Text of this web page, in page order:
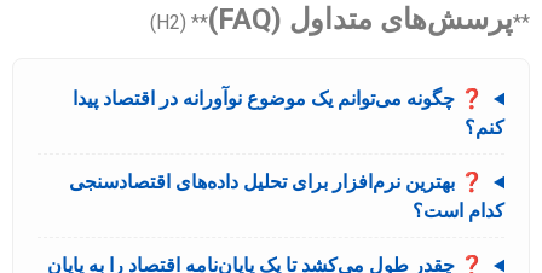
**پرسش‌های متداول (FAQ) ** (H2)
❓ چگونه می‌توانم یک موضوع نوآورانه در اقتصاد پیدا
کنم؟
❓ بهترین نرم‌افزار برای تحلیل داده‌های اقتصادسنجی
کدام است؟
❓ چقدر طول می‌کشد تا یک پایان‌نامه اقتصاد را به پایان